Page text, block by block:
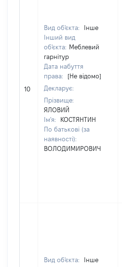
10
Вид об'єкта:
Інше
Інший вид
об'єкта: Меблевий
гарнітур
Дата набуття
права:
[Не відомо]
Декларує:
Прізвище:
ЯЛОВИЙ
Ім'я:
КОСТЯНТИН
По батькові (за
наявності):
ВОЛОДИМИРОВИЧ
Вид об'єкта:
Інше